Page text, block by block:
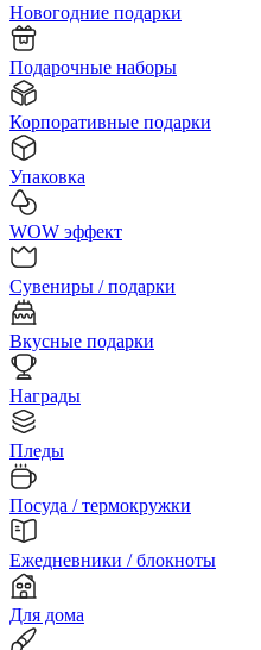
Новогодние подарки
Подарочные наборы
Корпоративные подарки
Упаковка
WOW эффект
Сувениры / подарки
Вкусные подарки
Награды
Пледы
Посуда / термокружки
Ежедневники / блокноты
Для дома